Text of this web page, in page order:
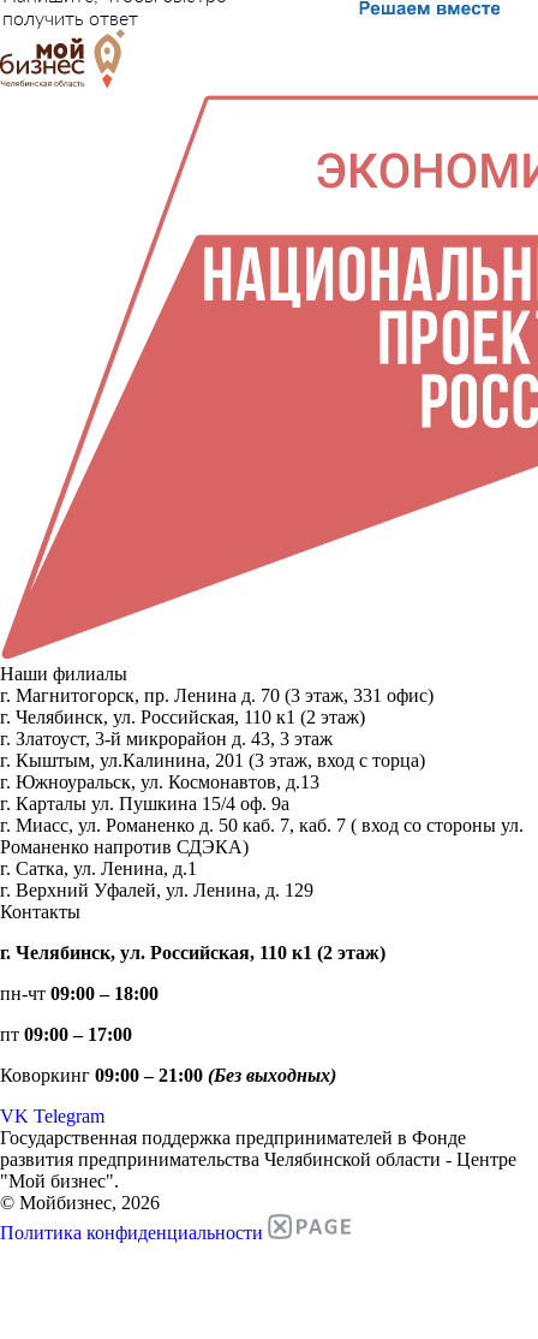
получить ответ
Наши филиалы
г. Магнитогорск, пр. Ленина д. 70 (3 этаж, 331 офис)
г. Челябинск, ул. Российская, 110 к1 (2 этаж)
г. Златоуст, 3-й микрорайон д. 43, 3 этаж
г. Кыштым, ул.Калинина, 201 (3 этаж, вход с торца)
г. Южноуральск, ул. Космонавтов, д.13
г. Карталы ул. Пушкина 15/4 оф. 9а
г. Миасс, ул. Романенко д. 50 каб. 7, каб. 7 ( вход со стороны ул.
Романенко напротив СДЭКА)
г. Сатка, ул. Ленина, д.1
г. Верхний Уфалей, ул. Ленина, д. 129
Контакты
г. Челябинск, ул. Российская, 110 к1 (2 этаж)
пн-чт 09:00 – 18:00
пт 09:00 – 17:00
Коворкинг 09:00 – 21:00 (Без выходных)
VK Telegram
Государственная поддержка предпринимателей в Фонде
развития предпринимательства Челябинской области - Центре
"Мой бизнес".
© Мойбизнес, 2026
Политика конфиденциальности